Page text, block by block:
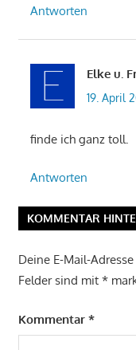
Antworten
Elke u.
19. April
finde ich ganz toll.
Antworten
KOMMENTAR
Deine E-Mail-
Felder sind mit *
Kommentar *